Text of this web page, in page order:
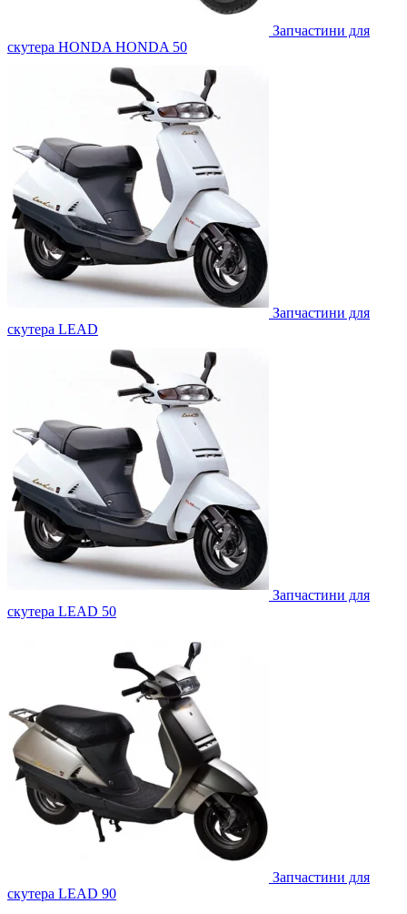
Запчастини для
скутера HONDA HONDA 50
Запчастини для
скутера LEAD
Запчастини для
скутера LEAD 50
Запчастини для
скутера LEAD 90